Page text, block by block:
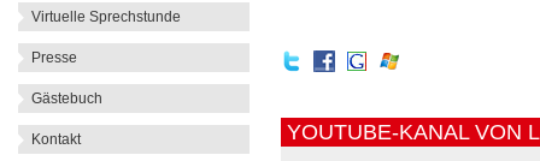
YOUTUBE-KANAL VON
Virtuelle Sprechstunde
Presse
Gästebuch
Kontakt